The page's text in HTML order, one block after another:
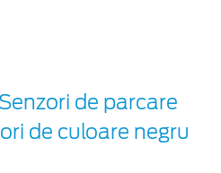
de parcare
de culoare negru